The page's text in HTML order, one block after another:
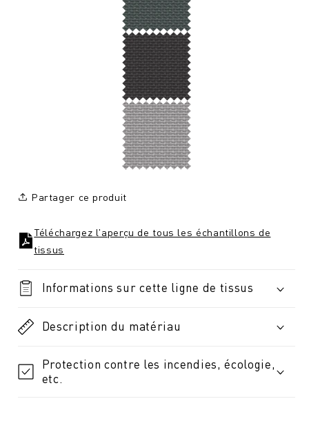
Partager ce produit
Téléchargez l'aperçu de tous les échantillons de
tissus
Informations sur cette ligne de tissus
Description du matériau
Protection contre les incendies, écologie,
etc.